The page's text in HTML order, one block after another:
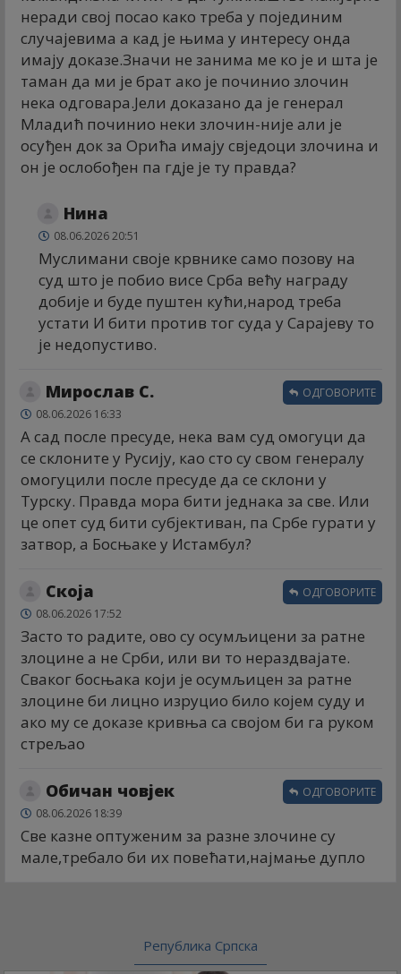
неради свој посао како треба у појединим
случајевима а кад је њима у интересу онда
имају доказе.Значи не занима ме ко је и шта је
таман да ми је брат ако је починио злочин
нека одговара.Јели доказано да је генерал
Младић починио неки злочин-није али је
осуђен док за Орића имају свједоци злочина и
он је ослобођен па гдје је ту правда?
Нина
08.06.2026 20:51
Муслимани своје крвнике само позову на
суд што је побио висе Срба већу награду
добије и буде пуштен кући,народ треба
устати И бити против тог суда у Сарајеву то
је недопустиво.
Мирослав С.
08.06.2026 16:33
А сад после пресуде, нека вам суд омогуци да
се склоните у Русију, као сто су свом генералу
омогуцили после пресуде да се склони у
Турску. Правда мора бити једнака за све. Или
це опет суд бити субјективан, па Србе гурати у
затвор, а Босњаке у Истамбул?
ОДГОВОРИТЕ
Скоја
08.06.2026 17:52
Засто то радите, ово су осумљицени за ратне
злоцине а не Срби, или ви то нераздвајате.
Сваког босњака који је осумљицен за ратне
злоцине би лицно изруцио било којем суду и
ако му се доказе кривња са својом би га руком
стрељао
ОДГОВОРИТЕ
Обичан човјек
08.06.2026 18:39
Све казне оптуженим за разне злочине су
мале,требало би их повећати,најмање дупло
ОДГОВОРИТЕ
Република Српска